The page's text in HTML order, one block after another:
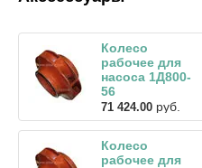
Колесо
рабочее для
насоса 1Д800-
56
71 424.00 руб.
Колесо
рабочее для